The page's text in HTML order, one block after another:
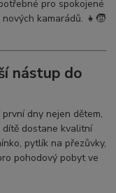
pro spokojené
kamarádů. 👧🧒
nástup do
dny nejen dětem,
dítě dostane kvalitní
pytlík na přezůvky,
pohodový pobyt ve